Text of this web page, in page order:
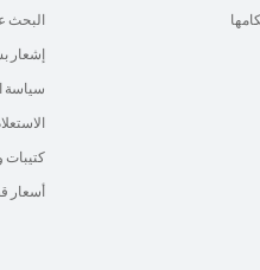
البحث
إشعار
سياسة
كتيبات
أسعار